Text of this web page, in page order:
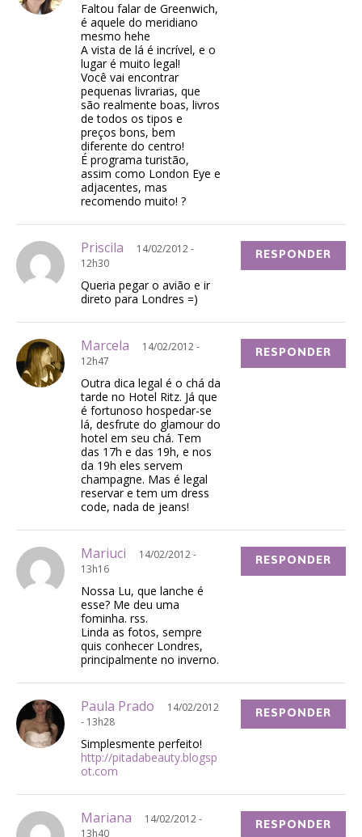
Faltou falar de Greenwich,
é aquele do meridiano
mesmo hehe
A vista de lá é incrível, e o
lugar é muito legal!
Você vai encontrar
pequenas livrarias, que
são realmente boas, livros
de todos os tipos e
preços bons, bem
diferente do centro!
É programa turistão,
assim como London Eye e
adjacentes, mas
recomendo muito! ?
Priscila
14/02/2012 -
12h30
Queria pegar o avião e ir
direto para Londres =)
RESPONDER
Marcela
14/02/2012 -
12h47
Outra dica legal é o chá da
tarde no Hotel Ritz. Já que
é fortunoso hospedar-se
lá, desfrute do glamour do
hotel em seu chá. Tem
das 17h e das 19h, e nos
da 19h eles servem
champagne. Mas é legal
reservar e tem um dress
code, nada de jeans!
RESPONDER
Mariuci
14/02/2012 -
13h16
Nossa Lu, que lanche é
esse? Me deu uma
fominha. rss.
Linda as fotos, sempre
quis conhecer Londres,
principalmente no inverno.
RESPONDER
Paula Prado
14/02/2012
- 13h28
Simplesmente perfeito!
http://pitadabeauty.blogsp
ot.com
RESPONDER
Mariana
14/02/2012 -
13h40
RESPONDER